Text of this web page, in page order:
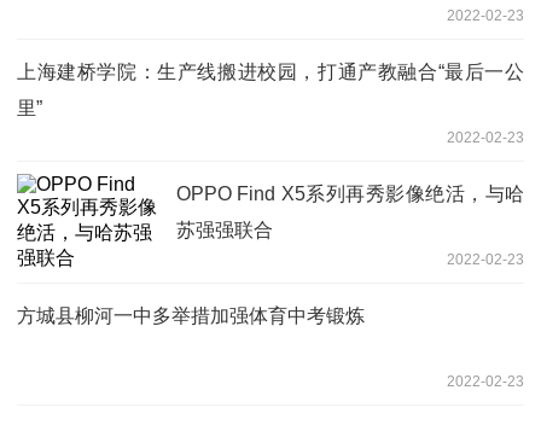
2022-02-23
上海建桥学院：生产线搬进校园，打通产教融合“最后一公
里”
2022-02-23
OPPO Find X5系列再秀影像绝活，与哈
苏强强联合
2022-02-23
方城县柳河一中多举措加强体育中考锻炼
2022-02-23